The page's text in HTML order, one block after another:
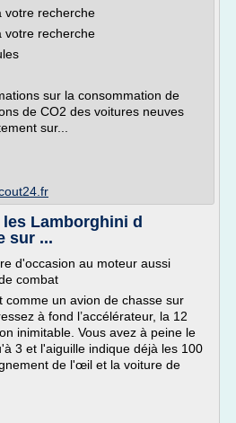
votre recherche
votre recherche
sur la consommation de
de CO2 des voitures neuves
sur...
Lamborghini d
sur ...
d'occasion au moteur aussi
combat
comme un avion de chasse sur
à fond l’accélérateur, la 12
inimitable. Vous avez à peine le
3 et l'aiguille indique déjà les 100
de l'œil et la voiture de